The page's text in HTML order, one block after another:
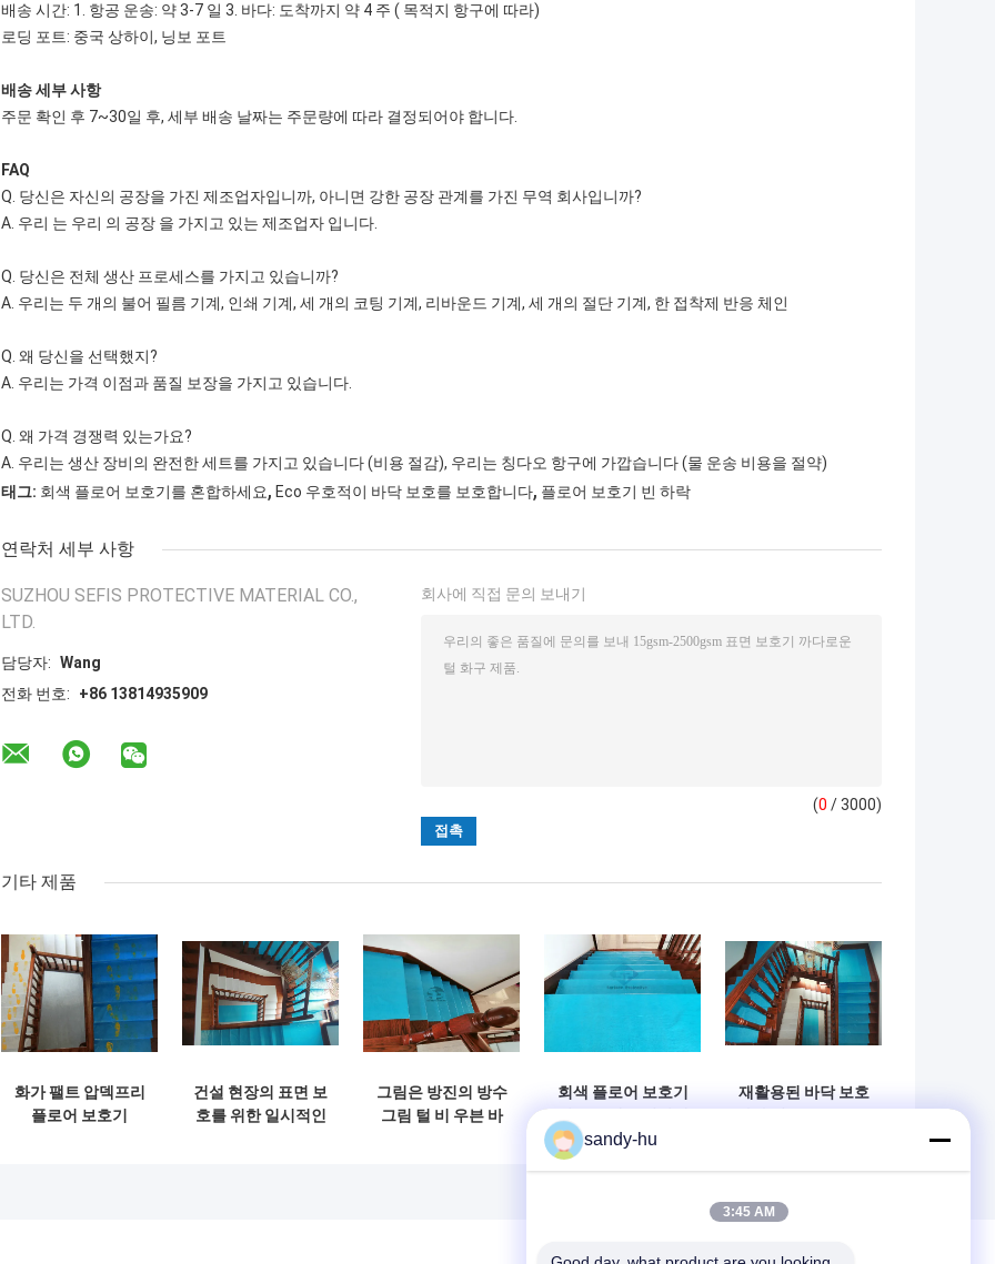
배송 시간: 1. 항공 운송: 약 3-7 일 3. 바다: 도착까지 약 4 주 ( 목적지 항구에 따라)
로딩 포트: 중국 상하이, 닝보 포트
배송 세부 사항
주문 확인 후 7~30일 후, 세부 배송 날짜는 주문량에 따라 결정되어야 합니다.
FAQ
Q. 당신은 자신의 공장을 가진 제조업자입니까, 아니면 강한 공장 관계를 가진 무역 회사입니까?
A. 우리 는 우리 의 공장 을 가지고 있는 제조업자 입니다.
Q. 당신은 전체 생산 프로세스를 가지고 있습니까?
A. 우리는 두 개의 불어 필름 기계, 인쇄 기계, 세 개의 코팅 기계, 리바운드 기계, 세 개의 절단 기계, 한 접착제 반응 체인
Q. 왜 당신을 선택했지?
A. 우리는 가격 이점과 품질 보장을 가지고 있습니다.
Q. 왜 가격 경쟁력 있는가요?
A. 우리는 생산 장비의 완전한 세트를 가지고 있습니다 (비용 절감), 우리는 칭다오 항구에 가깝습니다 (물 운송 비용을 절약)
태그: 회색 플로어 보호기를 혼합하세요, Eco 우호적이 바닥 보호를 보호합니다, 플로어 보호기 빈 하락
연락처 세부 사항
SUZHOU SEFIS PROTECTIVE MATERIAL CO.,
LTD.
담당자: Wang
전화 번호:
+86 13814935909
회사에 직접 문의 보내기
(0 / 3000)
기타 제품
화가 팰트 압덱프리
플로어 보호기
건설 현장의 표면 보
호를 위한 일시적인
그림은 방진의 방수
그림 털 비 우븐 바
회색 플로어 보호기
화가 커버 털 슬립
방지성 매트를 혼합
재활용된 바닥 보호
sandy-hu
3:45 AM